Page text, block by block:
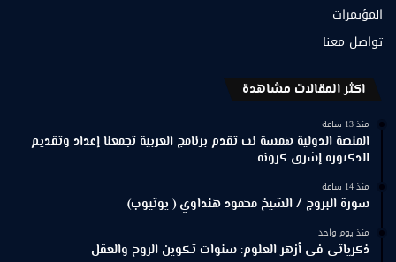
المؤتمرات
تواصل معنا
اكثر المقالات مشاهدة
منذ 13 ساعة
المنصة الدولية همسة نت تقدم برنامج العربية تجمعنا إعداد وتقديم
الدكتورة إشرق كرونه
منذ 14 ساعة
سورة البروج / الشيخ محمود هنداوي ( يوتيوب)
منذ يوم واحد
ذكرياتي في أزهر العلوم: سنوات تكوين الروح والعقل